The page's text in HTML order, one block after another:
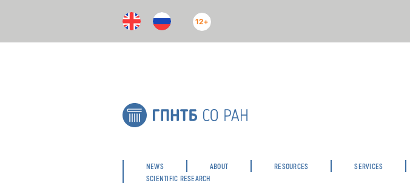
12+
NEWS ABOUT RESOURCES SERVICES
SCIENTIFIC RESEARCH